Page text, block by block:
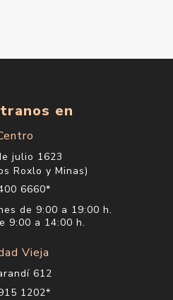
en
julio 1623
Roxlo y Minas)
6660*
de 9:00 a 19:00 h.
9:00 a 14:00 h.
Vieja
612
1202*